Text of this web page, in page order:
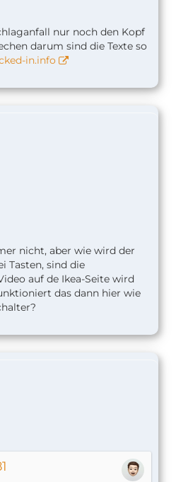
nur noch den Kopf
darum sind die Texte so
in.info
nicht, aber wie wird der
Tasten, sind die
auf de Ikea-Seite wird
das dann hier wie